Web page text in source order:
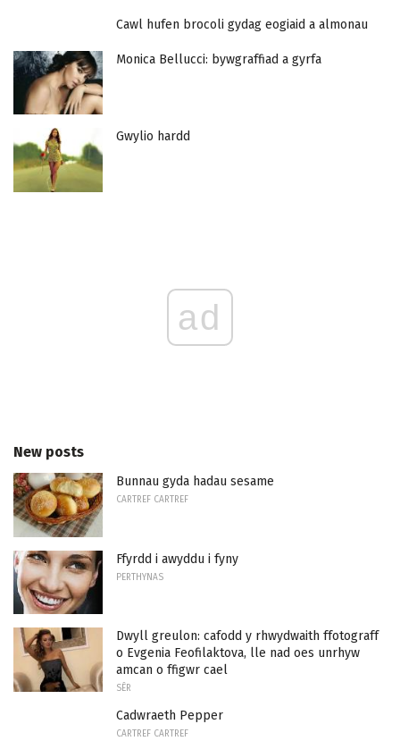
Cawl hufen brocoli gydag eogiaid a almonau
Monica Bellucci: bywgraffiad a gyrfa
Gwylio hardd
ad
New posts
Bunnau gyda hadau sesame
CARTREF CARTREF
Ffyrdd i awyddu i fyny
PERTHYNAS
Dwyll greulon: cafodd y rhwydwaith ffotograff
o Evgenia Feofilaktova, lle nad oes unrhyw
amcan o ffigwr cael
SÊR
Cadwraeth Pepper
CARTREF CARTREF